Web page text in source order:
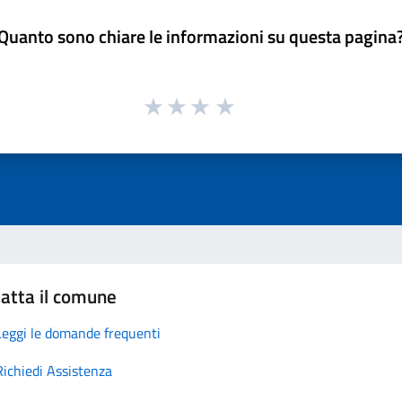
sono chiare le informazioni su questa
il comune
le domande frequenti
Assistenza